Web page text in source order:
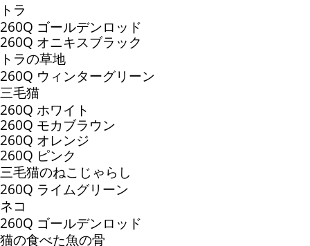
トラ
260Q ゴールデンロッド
260Q オニキスブラック
トラの草地
260Q ウィンターグリーン
三毛猫
260Q ホワイト
260Q モカブラウン
260Q オレンジ
260Q ピンク
三毛猫のねこじゃらし
260Q ライムグリーン
ネコ
260Q ゴールデンロッド
猫の食べた魚の骨